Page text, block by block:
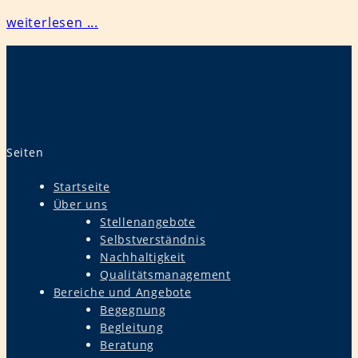
weiterlesen ...
Seiten
Startseite
Über uns
Stellenangebote
Selbstverständnis
Nachhaltigkeit
Qualitätsmanagement
Bereiche und Angebote
Begegnung
Begleitung
Beratung